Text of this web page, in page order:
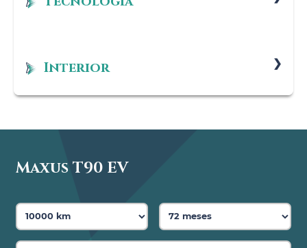
Carga rápida CC hata 10kjW
Interior
Protector de polímero en caja de carga
Maxus T90 EV